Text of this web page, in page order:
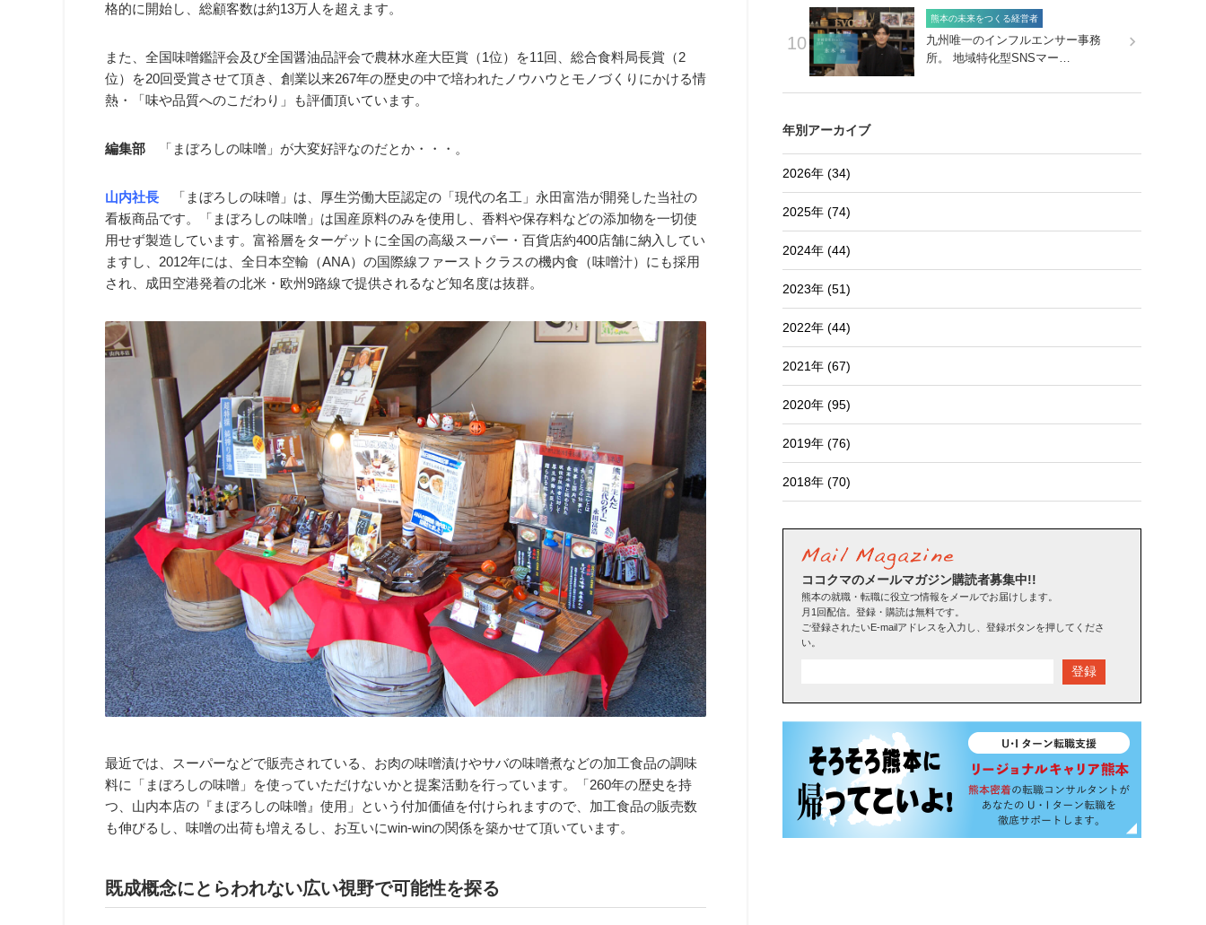
格的に開始し、総顧客数は約13万人を超えます。
また、全国味噌鑑評会及び全国醤油品評会で農林水産大臣賞（1位）を11回、総合食料局長賞（2
位）を20回受賞させて頂き、創業以来267年の歴史の中で培われたノウハウとモノづくりにかける情
熱・「味や品質へのこだわり」も評価頂いています。
編集部 「まぼろしの味噌」が大変好評なのだとか・・・。
山内社長
「まぼろしの味噌」は、厚生労働大臣認定の「現代の名工」永田富浩が開発した当社の
看板商品です。「まぼろしの味噌」は国産原料のみを使用し、香料や保存料などの添加物を一切使
用せず製造しています。富裕層をターゲットに全国の高級スーパー・百貨店約400店舗に納入してい
ますし、2012年には、全日本空輸（ANA）の国際線ファーストクラスの機内食（味噌汁）にも採用
され、成田空港発着の北米・欧州9路線で提供されるなど知名度は抜群。
最近では、スーパーなどで販売されている、お肉の味噌漬けやサバの味噌煮などの加工食品の調味
料に「まぼろしの味噌」を使っていただけないかと提案活動を行っています。「260年の歴史を持
つ、山内本店の『まぼろしの味噌』使用」という付加価値を付けられますので、加工食品の販売数
も伸びるし、味噌の出荷も増えるし、お互いにwin-winの関係を築かせて頂いています。
既成概念にとらわれない広い視野で可能性を探る
10
熊本の未来をつくる経営者
九州唯一のインフルエンサー事務
所。 地域特化型SNSマー…
年別アーカイブ
2026年 (34)
2025年 (74)
2024年 (44)
2023年 (51)
2022年 (44)
2021年 (67)
2020年 (95)
2019年 (76)
2018年 (70)
ココクマのメールマガジン購読者募集中!!
熊本の就職・転職に役立つ情報をメールでお届けします。
月1回配信。登録・購読は無料です。
ご登録されたいE-mailアドレスを入力し、登録ボタンを押してくださ
い。
登録